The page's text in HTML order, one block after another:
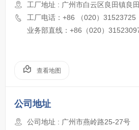
工厂地址 : 广州市白云区良田镇良
工厂电话：+86 （020）31523725
业务部直线：+86（020）
查看地图
公司地址
公司地址 : 广州市燕岭路25-27号